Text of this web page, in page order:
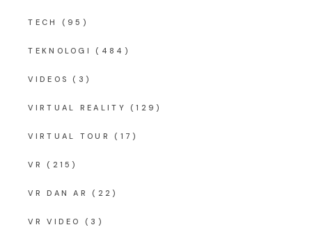
TECH (95)
TEKNOLOGI (484)
VIDEOS (3)
VIRTUAL REALITY (129)
VIRTUAL TOUR (17)
VR (215)
VR DAN AR (22)
VR VIDEO (3)